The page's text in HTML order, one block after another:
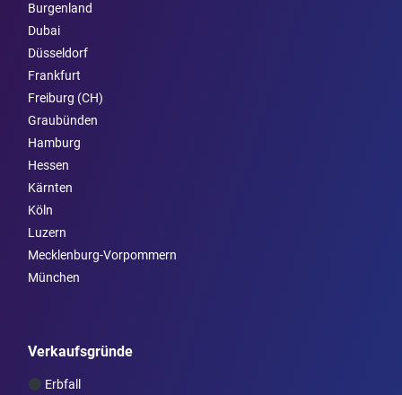
Burgen­land
Dubai
Düsseldorf
Frankfurt
Freiburg (CH)
Graubünden
Hamburg
Hessen
Kärnten
Köln
Luzern
Mecklenburg-Vorpommern
München
Verkaufsgründe
Erbfall